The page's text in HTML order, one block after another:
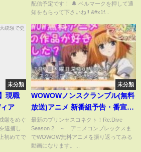
配信予定です！ 🔔 ベルマークを押して通
知をもらって下さいね!! &#x1f...
未分類
現職
メディア
厳をめぐ
逮捕し
初めてで
未分類
WOWOWノンスクランブル(無料
放送)アニメ 新番組予告・番宣Ｃ
Ｍ集
最新のプリンセスコネクト！Re:Dive
Season 2 ～ アニメコンプレックスま
でWOWOW無料アニメを振り返ってみる
動画になります。...